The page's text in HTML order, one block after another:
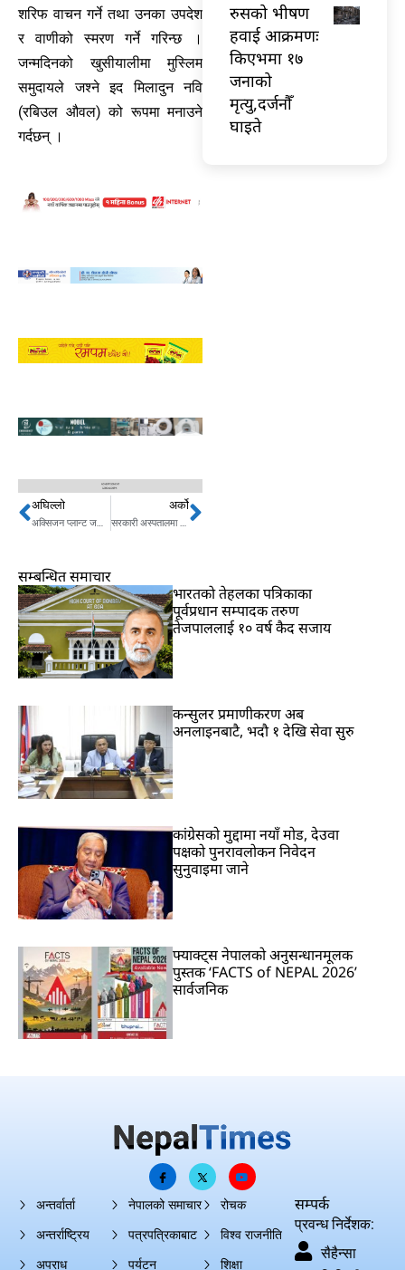
शरिफ वाचन गर्ने तथा उनका उपदेश
र वाणीको स्मरण गर्ने गरिन्छ ।
जन्मदिनको खुसीयालीमा मुस्लिम
समुदायले जश्ने इद मिलादुन नवि
(रबिउल औवल) को रूपमा मनाउने
गर्दछन् ।
Prev
अघिल्लो
अक्सिजन प्लान्ट जडान नहुँदा बजेट फ्रिज
अर्को
सरकारी अस्पतालमा कार्यरत चिकित्सकको सुविधा थप गरिन्छ : राज्यमन्त्री श्रेष्ठ Next
रुसको भीषण
हवाई आक्रमणः
किएभमा १७
जनाको
मृत्यु,दर्जनौँ
घाइते
सम्बन्धित समाचार
भारतकाे तेहलका पत्रिकाका
पूर्वप्रधान सम्पादक तरुण
तेजपाललाई १० वर्ष कैद सजाय
कन्सुलर प्रमाणीकरण अब
अनलाइनबाटै, भदौ १ देखि सेवा सुरु
कांग्रेसको मुद्दामा नयाँ मोड, देउवा
पक्षको पुनरावलोकन निवेदन
सुनुवाइमा जाने
फ्याक्ट्स नेपालको अनुसन्धानमूलक
पुस्तक ‘FACTS of NEPAL 2026’
सार्वजनिक
अन्तर्वार्ता
अन्तर्राष्ट्रिय
अपराध
नेपालको समाचार
पत्रपत्रिकाबाट
पर्यटन
रोचक
विश्व राजनीति
शिक्षा
सम्पर्क
प्रवन्ध निर्देशक:
सैहैन्सा